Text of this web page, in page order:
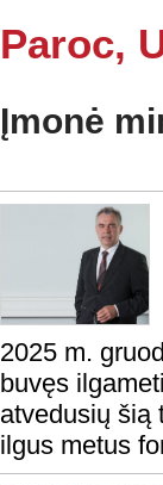
Paroc,
Įmonė
2025 m.
buvęs
atvedusių šią
ilgus metus